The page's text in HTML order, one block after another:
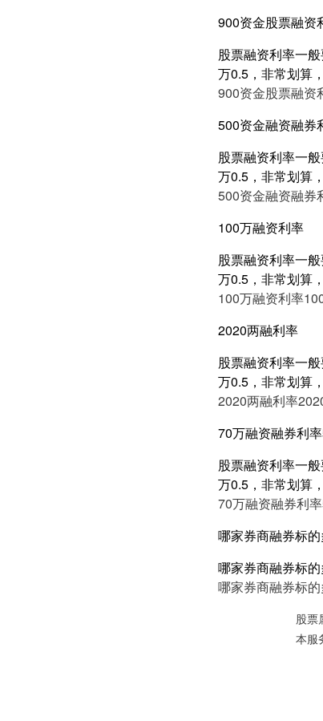
900资金股票融资
股票融资利率一
万0.5，非常划算
900资金股票融资
500资金融资融券
股票融资利率一
万0.5，非常划算
500资金融资融券
100万融资利率
股票融资利率一
万0.5，非常划算
100万融资利率
2020两融利率
股票融资利率一
万0.5，非常划算
2020两融利率
70万融资融券利
股票融资利率一
万0.5，非常划算
70万融资融券利
哪家券商融券标
哪家券商融券标
哪家券商融券标
股票
本服